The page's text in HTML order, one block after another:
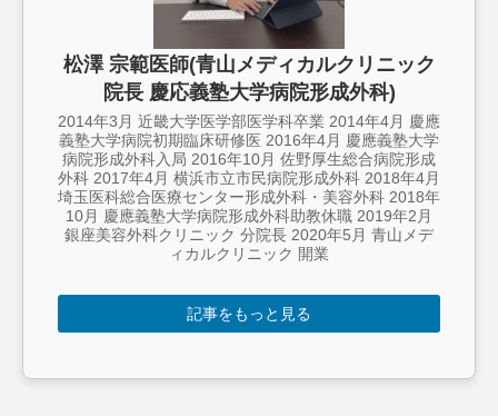
松澤 宗範医師(青山メディカルクリニック
院長 慶応義塾大学病院形成外科)
2014年3月 近畿大学医学部医学科卒業 2014年4月 慶應
義塾大学病院初期臨床研修医 2016年4月 慶應義塾大学
病院形成外科入局 2016年10月 佐野厚生総合病院形成
外科 2017年4月 横浜市立市民病院形成外科 2018年4月
埼玉医科総合医療センター形成外科・美容外科 2018年
10月 慶應義塾大学病院形成外科助教休職 2019年2月
銀座美容外科クリニック 分院長 2020年5月 青山メデ
ィカルクリニック 開業
記事をもっと見る